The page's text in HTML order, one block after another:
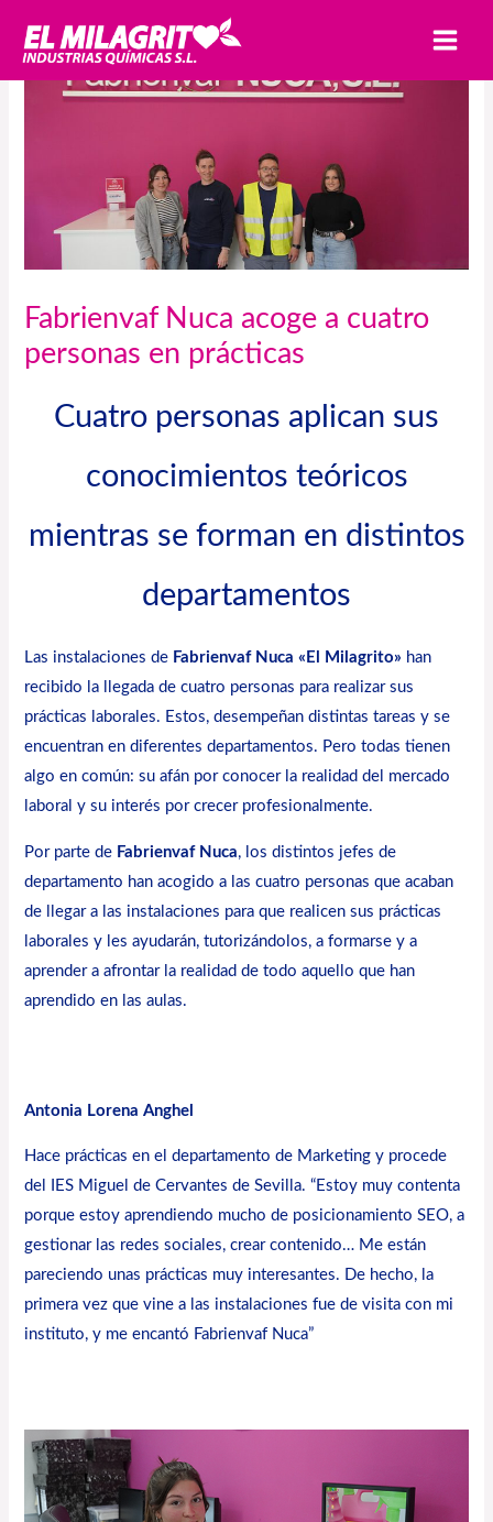
Fabrienvaf Nuca acoge a cuatro
personas en prácticas
Cuatro personas aplican sus
conocimientos teóricos
mientras se forman en distintos
departamentos
Las instalaciones de Fabrienvaf Nuca «El Milagrito» han
recibido la llegada de cuatro personas para realizar sus
prácticas laborales. Estos, desempeñan distintas tareas y se
encuentran en diferentes departamentos. Pero todas tienen
algo en común: su afán por conocer la realidad del mercado
laboral y su interés por crecer profesionalmente.
Por parte de Fabrienvaf Nuca, los distintos jefes de
departamento han acogido a las cuatro personas que acaban
de llegar a las instalaciones para que realicen sus prácticas
laborales y les ayudarán, tutorizándolos, a formarse y a
aprender a afrontar la realidad de todo aquello que han
aprendido en las aulas.
Antonia Lorena Anghel
Hace prácticas en el departamento de Marketing y procede
del IES Miguel de Cervantes de Sevilla. “Estoy muy contenta
porque estoy aprendiendo mucho de posicionamiento SEO, a
gestionar las redes sociales, crear contenido… Me están
pareciendo unas prácticas muy interesantes. De hecho, la
primera vez que vine a las instalaciones fue de visita con mi
instituto, y me encantó Fabrienvaf Nuca”